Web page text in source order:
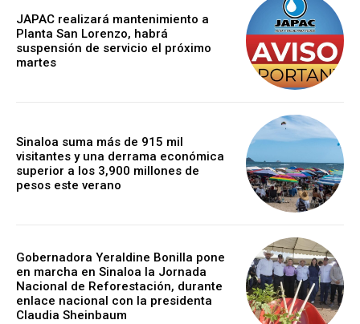
JAPAC realizará mantenimiento a
Planta San Lorenzo, habrá
suspensión de servicio el próximo
martes
Sinaloa suma más de 915 mil
visitantes y una derrama económica
superior a los 3,900 millones de
pesos este verano
Gobernadora Yeraldine Bonilla pone
en marcha en Sinaloa la Jornada
Nacional de Reforestación, durante
enlace nacional con la presidenta
Claudia Sheinbaum